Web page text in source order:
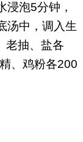
浸泡5分钟，
汤中，调入生
老抽、盐各
、鸡粉各200